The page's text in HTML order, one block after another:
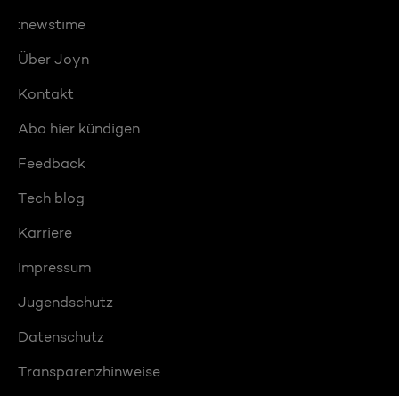
:newstime
Über Joyn
Kontakt
Abo hier kündigen
Feedback
Tech blog
Karriere
Impressum
Jugendschutz
Datenschutz
Transparenzhinweise